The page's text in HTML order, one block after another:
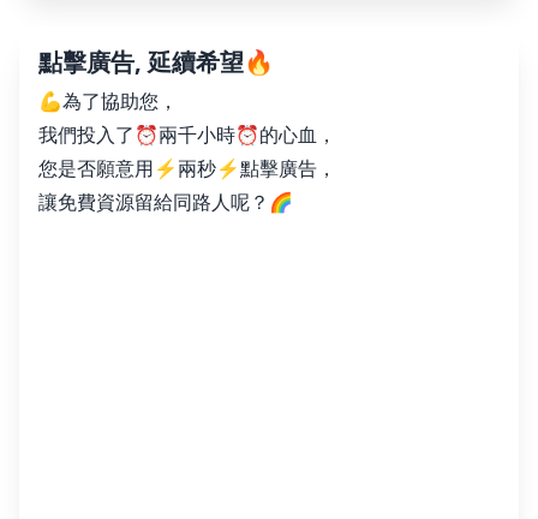
點擊廣告, 延續希望🔥
💪為了協助您，
我們投入了⏰兩千小時⏰的心血，
您是否願意用⚡️兩秒⚡️點擊廣告，
讓免費資源留給同路人呢？🌈